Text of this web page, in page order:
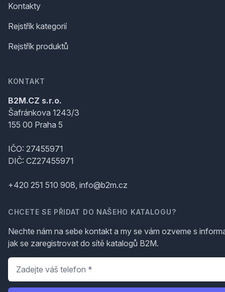
Kontakty
Rejstřík kategorií
Rejstřík produktů
KONTAKT
B2M.CZ s.r.o.
Šafránkova 1243/3
155 00 Praha 5
IČO: 27455971
DIČ: CZ27455971
+420 251 510 908, info@b2m.cz
CHCETE SE PŘIDAT DO NAŠEHO KATALOGU?
Nechte nám na sebe kontakt a my se vám ozveme s
jak se zaregistrovat do sítě katalogů B2M.
Telefon